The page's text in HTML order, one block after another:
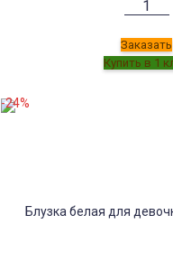
Заказать
-24%